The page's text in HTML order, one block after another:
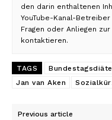
den darin enthaltenen
YouTube-Kanal-
Fragen oder Anliegen
kontaktieren.
TAGS
Jan van Aken
Previous article